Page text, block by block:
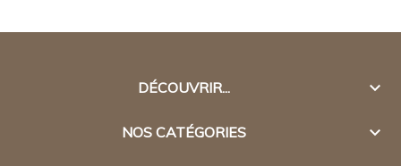
DÉCOUVRIR... 
NOS CATÉGORIES 